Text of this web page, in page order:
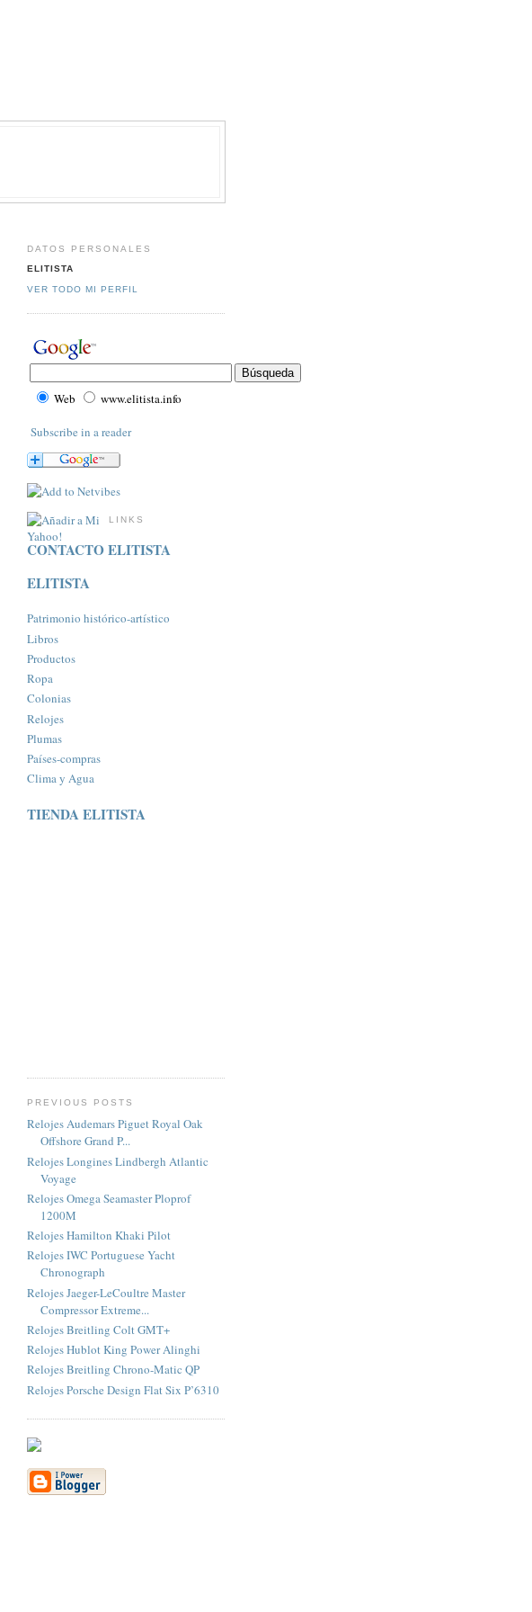
DATOS PERSONALES
ELITISTA
VER TODO MI PERFIL
Web www.elitista.info
Subscribe in a reader
LINKS
CONTACTO ELITISTA
ELITISTA
Patrimonio histórico-artí­stico
Libros
Productos
Ropa
Colonias
Relojes
Plumas
Paí­ses-compras
Clima y Agua
TIENDA ELITISTA
PREVIOUS POSTS
Relojes Audemars Piguet Royal Oak
Offshore Grand P...
Relojes Longines Lindbergh Atlantic
Voyage
Relojes Omega Seamaster Ploprof
1200M
Relojes Hamilton Khaki Pilot
Relojes IWC Portuguese Yacht
Chronograph
Relojes Jaeger-LeCoultre Master
Compressor Extreme...
Relojes Breitling Colt GMT+
Relojes Hublot King Power Alinghi
Relojes Breitling Chrono-Matic QP
Relojes Porsche Design Flat Six P’6310